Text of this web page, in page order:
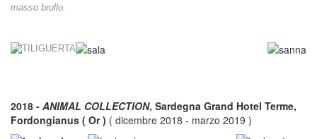
masso brullo.
2018 - ANIMAL COLLECTION, Sardegna Grand Hotel Terme,
Fordongianus ( Or ) ( dicembre 2018 - marzo 2019 )